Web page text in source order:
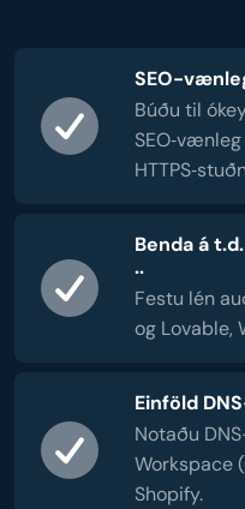
SEO-
Búðu til
Benda á
..
Festu lén
og Lovable,
Einföld
Notaðu
Workspace
Shopify.